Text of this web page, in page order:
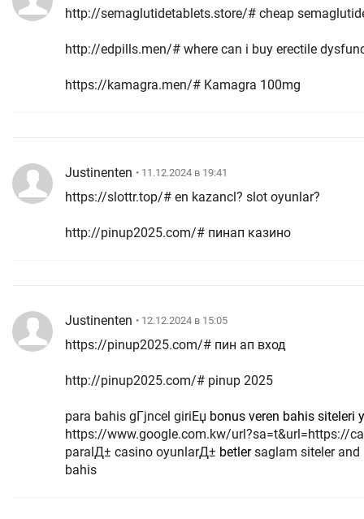
http://semaglutidetablets.store/# cheap
http://edpills.men/# where can i buy erectile
https://kamagra.men/# Kamagra 100mg
Justinenten • 11.12.2024 в 19:41
https://slottr.top/# en kazancl? slot oyunlar?
http://pinup2025.com/# пинап казино
Justinenten • 12.12.2024 в 15:05
https://pinup2025.com/# пин ап вход
http://pinup2025.com/# pinup 2025
para bahis gГјncel giriЕџ bonus veren bahis siteleri
https://www.google.com.kw/url?sa=t&url=https://
paralД± casino oyunlarД± betlersaglam siteler and
bahis